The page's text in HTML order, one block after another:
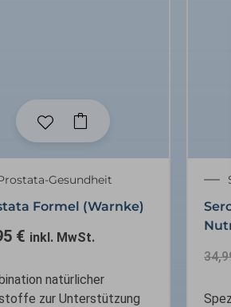
Gesundheit
Formel (Warnke)
€ inkl. MwSt.
natürlicher
zur Unterstützung